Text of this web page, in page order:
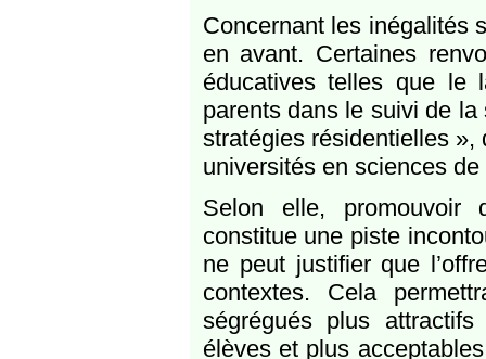
Concernant les inégalités
en avant. Certaines
éducatives telles que le
parents dans le suivi de
stratégies résidentielles »,
universités en sciences de
Selon elle, promouvoir
constitue une piste
ne peut justifier que
contextes. Cela
ségrégués plus
élèves et plus